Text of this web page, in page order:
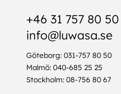
+46 31 757 80 50
info@luwasa.se
Göteborg: 031-757 80 50
Malmö: 040-685 25 25
Stockholm: 08-756 80 67